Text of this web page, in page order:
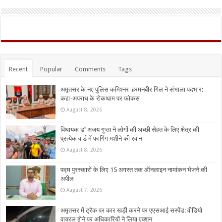
Recent Popular Comments Tags
अमृतसर के नए पुलिस कमिश्नर हरमनबीर गिल ने संभाला पदभार:
कहा-अपराध के रोकथाम पर फोकस
August 8, 2026
विधायक डॉ अजय गुप्ता ने लोगों की अच्छी सेहत के लिए क्षेत्र की
प्रत्येक वार्ड में फागिंग मशीने की रवाना
August 8, 2026
पद्म पुरस्कारों के लिए 15 अगस्त तक ऑनलाइन नामांकन भेजने की
अपील
August 7, 2026
अमृतसर में ट्रैक पर कार खड़ी करने पर एएसआई सस्पेंड: वीडियो
वायरल होने पर अधिकारियों ने लिया एक्शन